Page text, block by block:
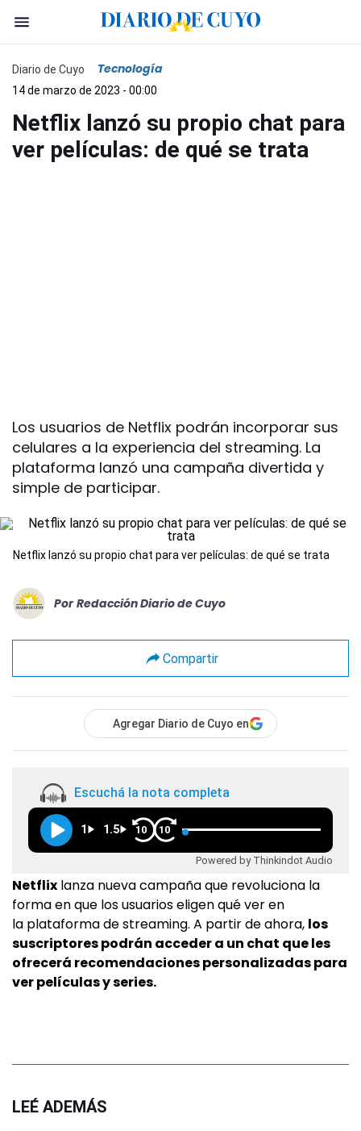
Diario de Cuyo Tecnología
14 de marzo de 2023 - 00:00
Netflix lanzó su propio chat para
ver películas: de qué se trata
Los usuarios de Netflix podrán incorporar sus
celulares a la experiencia del streaming. La
plataforma lanzó una campaña divertida y
simple de participar.
Netflix lanzó su propio chat para ver películas: de qué se trata
Por Redacción Diario de Cuyo
Compartir
Agregar Diario de Cuyo en
Escuchá la nota completa
1 1.5 10 10
Powered by Thinkindot Audio
Netflix lanza nueva campaña que revoluciona la
forma en que los usuarios eligen qué ver en
la plataforma de streaming. A partir de ahora, los
suscriptores podrán acceder a un chat que les
ofrecerá recomendaciones personalizadas para
ver películas y series.
LEÉ ADEMÁS